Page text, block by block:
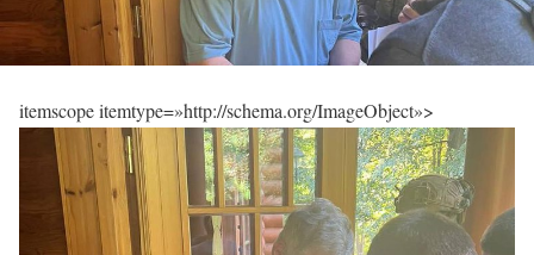
itemscope itemtype=»http://schema.org/ImageObject»>